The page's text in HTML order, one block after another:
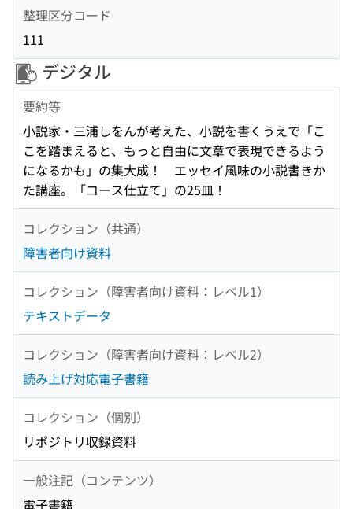
整理区分コード
111
デジタル
要約等
小説家・三浦しをんが考えた、小説を書くうえで「こ
こを踏まえると、もっと自由に文章で表現できるよう
になるかも」の集大成！ エッセイ風味の小説書きか
た講座。「コース仕立て」の25皿！
コレクション（共通）
障害者向け資料
コレクション（障害者向け資料：レベル1）
テキストデータ
コレクション（障害者向け資料：レベル2）
読み上げ対応電子書籍
コレクション（個別）
リポジトリ収録資料
一般注記（コンテンツ）
電子書籍